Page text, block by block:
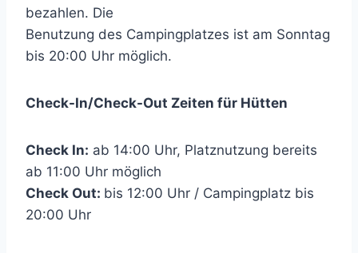
bezahlen. Die
Benutzung des Campingplatzes ist am Sonntag
bis 20:00 Uhr möglich.
Check-In/Check-Out Zeiten für Hütten
Check In: ab 14:00 Uhr, Platznutzung bereits
ab 11:00 Uhr möglich
Check Out: bis 12:00 Uhr / Campingplatz bis
20:00 Uhr